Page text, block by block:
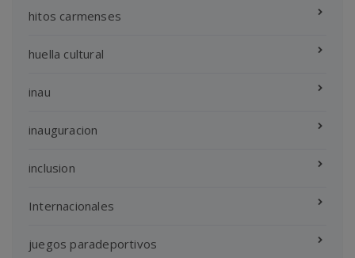
hitos carmenses
huella cultural
inau
inauguracion
inclusion
Internacionales
juegos paradeportivos